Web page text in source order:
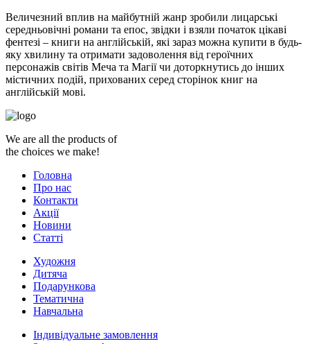
Величезний вплив на майбутній жанр зробили лицарські
середньовічні романи та епос, звідки і взяли початок цікаві
фентезі – книги на англійській, які зараз можна купити в будь-
яку хвилину та отримати задоволення від героїчних
персонажів світів Меча та Магії чи доторкнутись до інших
містичних подій, прихованих серед сторінок книг на
англійській мові.
We are all the products of
the choices we make!
Головна
Про нас
Контакти
Акції
Новини
Статті
Художня
Дитяча
Подарункова
Тематична
Навчальна
Індивідуальне замовлення